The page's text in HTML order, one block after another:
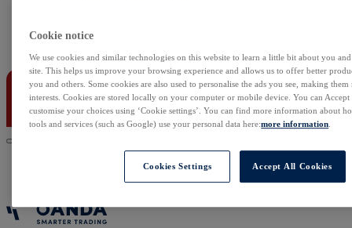
Cookie notice
We use cookies and similar technologies on this website to learn a little bit about you
site. This helps us improve your browsing experience and allows us to offer better
you and others. Some cookies are also used to personalise the ads you see, making
interests. Cookies are stored locally on your computer or mobile device. You can
customise your choices using ‘Cookie settings’. You can find more information about
tools and services (such as Google) use your personal data here:more information
Cookies Settings Accept All Cookies